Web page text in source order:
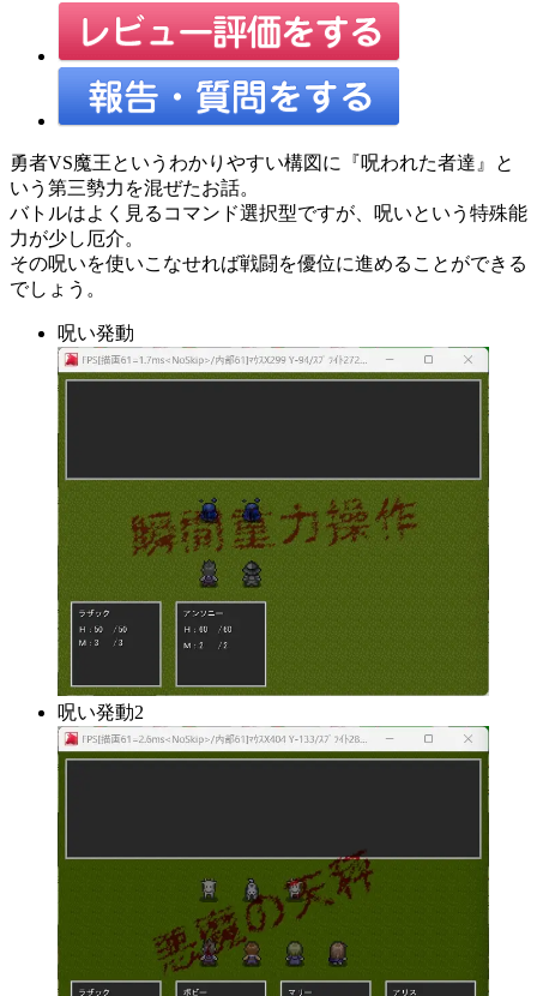
勇者VS魔王というわかりやすい構図に『呪われた者達』と
いう第三勢力を混ぜたお話。
バトルはよく見るコマンド選択型ですが、呪いという特殊能
力が少し厄介。
その呪いを使いこなせれば戦闘を優位に進めることができる
でしょう。
呪い発動
呪い発動2